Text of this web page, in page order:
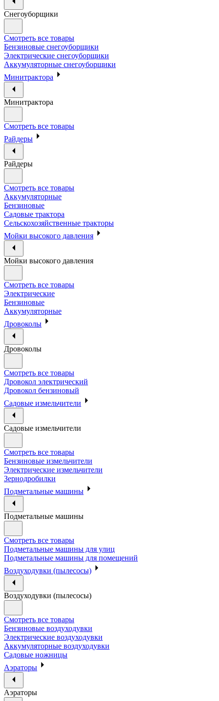
Снегоуборщики
Смотреть все товары
Бензиновые снегоуборщики
Электрические снегоуборщики
Аккумуляторные снегоуборщики
Минитрактора
Минитрактора
Смотреть все товары
Райдеры
Райдеры
Смотреть все товары
Аккумуляторные
Бензиновые
Садовые трактора
Сельскохозяйственные тракторы
Мойки высокого давления
Мойки высокого давления
Смотреть все товары
Электрические
Бензиновые
Аккумуляторные
Дровоколы
Дровоколы
Смотреть все товары
Дровокол электрический
Дровокол бензиновый
Садовые измельчители
Садовые измельчители
Смотреть все товары
Бензиновые измельчители
Электрические измельчители
Зернодробилки
Подметальные машины
Подметальные машины
Смотреть все товары
Подметальные машины для улиц
Подметальные машины для помещений
Воздуходувки (пылесосы)
Воздуходувки (пылесосы)
Смотреть все товары
Бензиновые воздуходувки
Электрические воздуходувки
Аккумуляторные воздуходувки
Садовые ножницы
Аэраторы
Аэраторы